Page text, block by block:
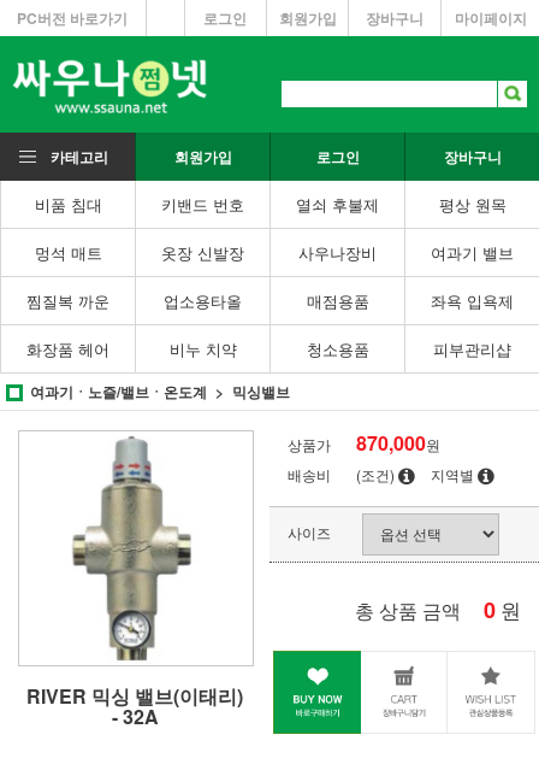
PC버전 바로가기 마이페이지
장바구니
회원가입
로그인
카테고리 회원가입 로그인 장바구니
비품 침대 키밴드 번호 열쇠 후불제 평상 원목
멍석 매트 옷장 신발장 사우나장비 여과기 밸브
찜질복 까운 업소용타올 매점용품 좌욕 입욕제
화장품 헤어 비누 치약 청소용품 피부관리샵
여과기ㆍ노즐/밸브ㆍ온도계 믹싱밸브
RIVER 믹싱 밸브(이태리)
- 32A
상품가 870,000원
배송비
(조건) 지역별
사이즈
총 상품 금액 0 원